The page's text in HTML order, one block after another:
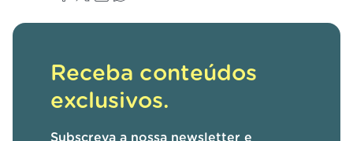
Receba conteúdos
exclusivos.
Subscreva a nossa newsletter e